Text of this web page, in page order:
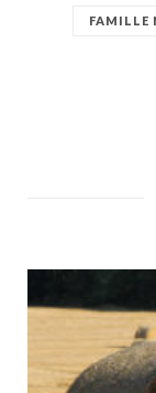
FAMILLE